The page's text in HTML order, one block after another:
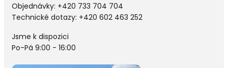
Objednávky: +420 733 704 704
Technické dotazy: +420 602 463 252
Jsme k dispozici
Po-Pá 9:00 - 16:00